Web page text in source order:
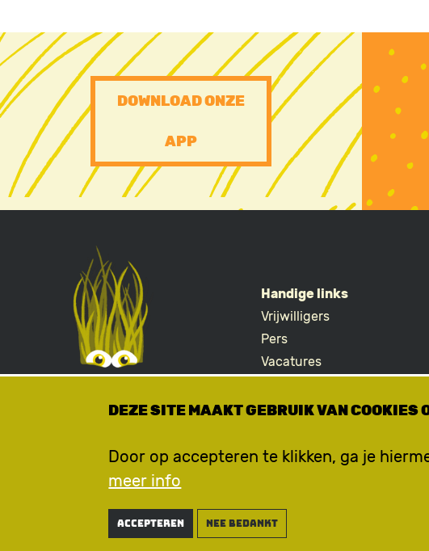
PRE
FOOTER
CTA
DOWNLOAD ONZE
APP
FOOTER
Handige links
Vrijwilligers
Pers
Vacatures
DEZE SITE MAAKT GEBRUIK VAN COOKIES
Door op accepteren te klikken, ga je
meer info
Accepteren nee bedankt